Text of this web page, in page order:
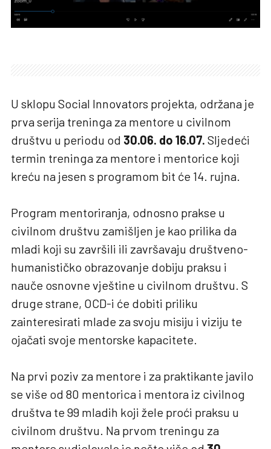
U sklopu Social Innovators projekta, održana je
prva serija treninga za mentore u civilnom
društvu u periodu od 30.06. do 16.07. Sljedeći
termin treninga za mentore i mentorice koji
kreću na jesen s programom bit će 14. rujna.
Program mentoriranja, odnosno prakse u
civilnom društvu zamišljen je kao prilika da
mladi koji su završili ili završavaju društveno-
humanističko obrazovanje dobiju praksu i
nauče osnovne vještine u civilnom društvu. S
druge strane, OCD-i će dobiti priliku
zainteresirati mlade za svoju misiju i viziju te
ojačati svoje mentorske kapacitete.
Na prvi poziv za mentore i za praktikante javilo
se više od 80 mentorica i mentora iz civilnog
društva te 99 mladih koji žele proći praksu u
civilnom društvu. Na prvom treningu za